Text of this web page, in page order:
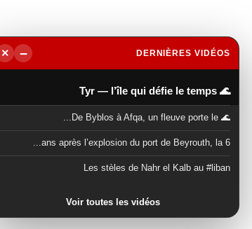
DERNIÈRES VIDÉOS
−
×
🌊 Tyr — l’île qui défie le temps
🌊 De Byblos à Afqa, un fleuve porte le...
6 ans après l’explosion du port de Beyrouth, la...
Les stèles de Nahr el Kalb au #liban
Voir toutes les vidéos